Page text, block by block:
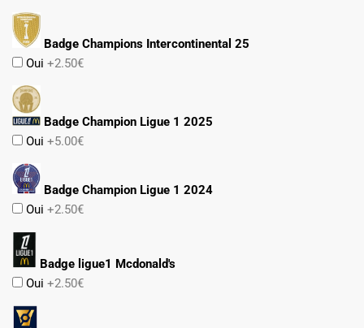
Badge Champions Intercontinental 25
Oui +2.50€
Badge Champion Ligue 1 2025
Oui +5.00€
Badge Champion Ligue 1 2024
Oui +2.50€
Badge ligue1 Mcdonald's
Oui +2.50€